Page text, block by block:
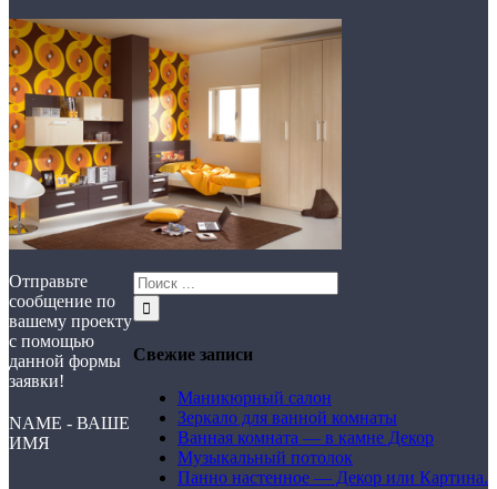
Свежие записи
Маникюрный салон
Зеркало для ванной комнаты
Ванная комната — в камне Декор
Музыкальный потолок
Панно настенное — Декор или Картина.
Отправьте
сообщение по
вашему проекту
с помощью
данной формы
заявки!
NAME - ВАШЕ
ИМЯ